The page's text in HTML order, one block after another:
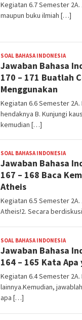
Kegiatan 6.7 Semester
maupun buku ilmiah […]
SOAL BAHASA INDONESIA
Jawaban Bahasa
170 – 171 Buatlah
Menggunakan
Kegiatan 6.6 Semester
hendaknya B. Kunjungi
kemudian […]
SOAL BAHASA INDONESIA
Jawaban Bahasa
167 – 168 Baca
Atheis
Kegiatan 6.5 Semester
Atheis!2. Secara
SOAL BAHASA INDONESIA
Jawaban Bahasa
164 – 165 Kata
Kegiatan 6.4 Semester
lainnya.Kemudian,
apa […]